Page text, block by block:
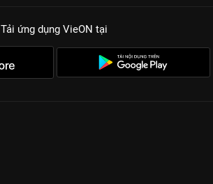
Tải ứng dụng VieON tại